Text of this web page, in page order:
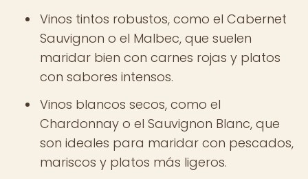
Vinos tintos robustos, como el Cabernet
Sauvignon o el Malbec, que suelen
maridar bien con carnes rojas y platos
con sabores intensos.
Vinos blancos secos, como el
Chardonnay o el Sauvignon Blanc, que
son ideales para maridar con pescados,
mariscos y platos más ligeros.